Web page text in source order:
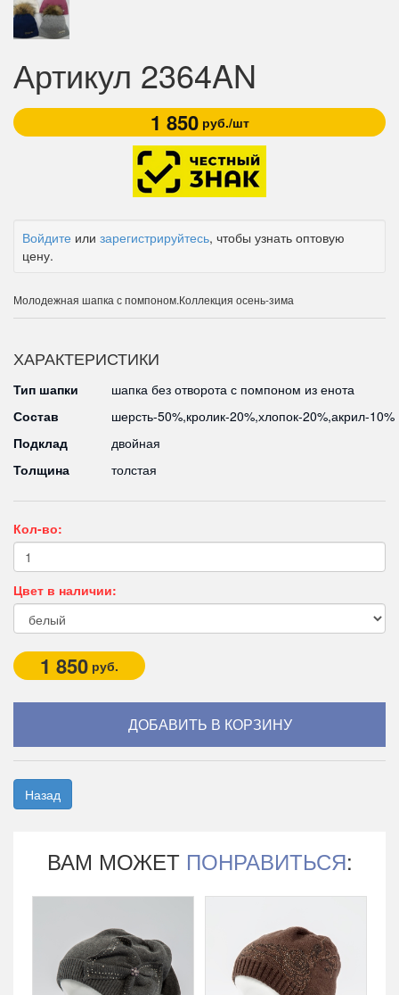
Артикул 2364AN
1 850руб./шт
Войдите или зарегистрируйтесь, чтобы узнать оптовую
цену.
Молодежная шапка с помпоном.Коллекция осень-зима
ХАРАКТЕРИСТИКИ
Тип шапки
шапка без отворота с помпоном из енота
Состав
шерсть-50%,кролик-20%,хлопок-20%,акрил-10%
Подклад
двойная
Толщина
толстая
Кол-во:
Цвет в наличии:
1 850 руб.
Назад
ВАМ МОЖЕТ ПОНРАВИТЬСЯ: